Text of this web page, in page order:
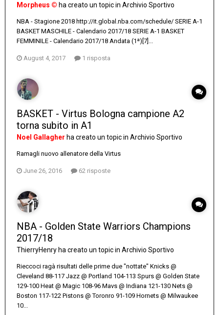
Morpheus © ha creato un topic in Archivio Sportivo
NBA - Stagione 2018 http://it.global.nba.com/schedule/ SERIE A-1
BASKET MASCHILE - Calendario 2017/18 SERIE A-1 BASKET
FEMMINILE - Calendario 2017/18 Andata (1ª)[7]...
August 4, 2017 1 risposta
BASKET - Virtus Bologna campione A2
torna subito in A1
Noel Gallagher ha creato un topic in Archivio Sportivo
Ramagli nuovo allenatore della Virtus
June 26, 2016 62 risposte
NBA - Golden State Warriors Champions
2017/18
ThierryHenry ha creato un topic in Archivio Sportivo
Rieccoci ragà risultati delle prime due "nottate" Knicks @
Cleveland 88-117 Jazz @ Portland 104-113 Spurs @ Golden State
129-100 Heat @ Magic 108-96 Mavs @ Indiana 121-130 Nets @
Boston 117-122 Pistons @ Toronro 91-109 Hornets @ Milwaukee
10...